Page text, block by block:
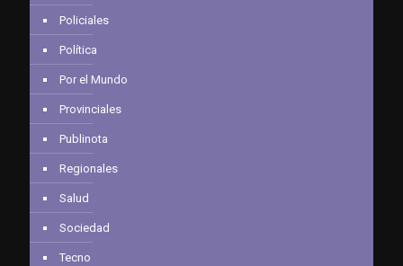
Policiales
Política
Por el Mundo
Provinciales
Publinota
Regionales
Salud
Sociedad
Tecno